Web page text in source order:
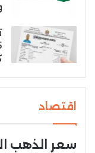
اقتصاد
سعر الذهب